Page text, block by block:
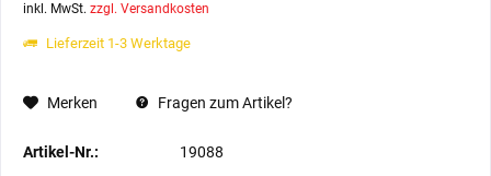
inkl. MwSt. zzgl. Versandkosten
Lieferzeit 1-3 Werktage
Merken Fragen zum Artikel?
Artikel-Nr.: 19088